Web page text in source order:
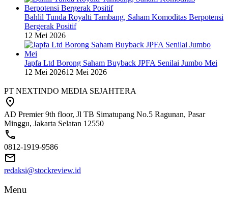
Bahlil Tunda Royalti Tambang, Saham Komoditas Berpotensi
Bergerak Positif
12 Mei 2026
Japfa Ltd Borong Saham Buyback JPFA Senilai Jumbo Mei
12 Mei 202612 Mei 2026
PT NEXTINDO MEDIA SEJAHTERA
AD Premier 9th floor, Jl TB Simatupang No.5 Ragunan, Pasar
Minggu, Jakarta Selatan 12550
0812-1919-9586
redaksi@stockreview.id
Menu